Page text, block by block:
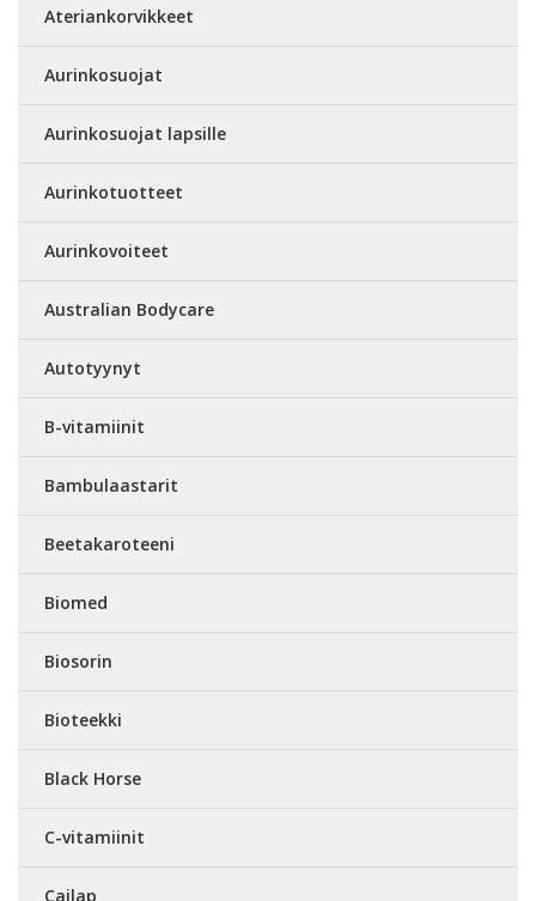
Ateriankorvikkeet
Aurinkosuojat
Aurinkosuojat lapsille
Aurinkotuotteet
Aurinkovoiteet
Australian Bodycare
Autotyynyt
B-vitamiinit
Bambulaastarit
Beetakaroteeni
Biomed
Biosorin
Bioteekki
Black Horse
C-vitamiinit
Cailap